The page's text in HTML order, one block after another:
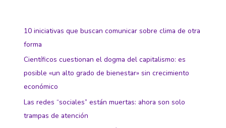
10 iniciativas que buscan comunicar sobre clima de otra
forma
Científicos cuestionan el dogma del capitalismo: es
posible «un alto grado de bienestar» sin crecimiento
económico
Las redes “sociales” están muertas: ahora son solo
trampas de atención